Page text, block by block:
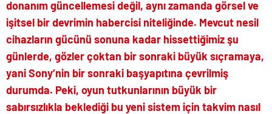
donanım güncellemesi değil, aynı zamanda görsel ve
işitsel bir devrimin habercisi niteliğinde. Mevcut nesil
cihazların gücünü sonuna kadar hissettiğimiz şu
günlerde, gözler çoktan bir sonraki büyük sıçramaya,
yani Sony’nin bir sonraki başyapıtına çevrilmiş
durumda. Peki, oyun tutkunlarının büyük bir
sabırsızlıkla beklediği bu yeni sistem için takvim nasıl